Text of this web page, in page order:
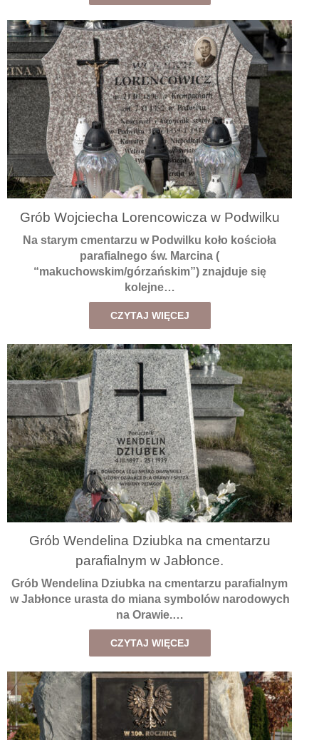
Grób Wojciecha Lorencowicza w Podwilku
Na starym cmentarzu w Podwilku koło kościoła
parafialnego św. Marcina (
“makuchowskim/górzańskim”) znajduje się
kolejne…
CZYTAJ WIĘCEJ
Grób Wendelina Dziubka na cmentarzu
parafialnym w Jabłonce.
Grób Wendelina Dziubka na cmentarzu parafialnym
w Jabłonce urasta do miana symbolów narodowych
na Orawie.…
CZYTAJ WIĘCEJ